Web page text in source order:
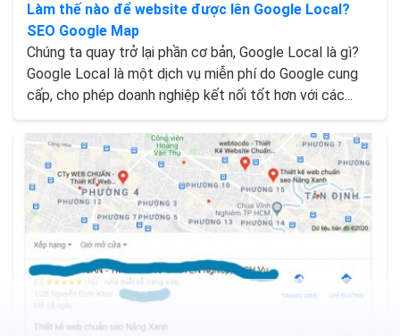
Làm thế nào để website được lên Google Local?
SEO Google Map
Chúng ta quay trở lại phần cơ bản, Google Local là gì?
Google Local là một dịch vụ miễn phí do Google cung
cấp, cho phép doanh nghiệp kết nối tốt hơn với các...